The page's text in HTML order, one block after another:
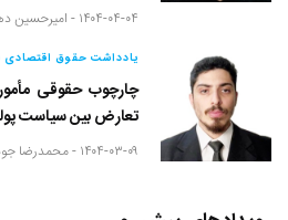
۱۴۰۴-۰۴-۰۴ - امیرحسین
یادداشت حقوق اقتصادی
چارچوب حقوقی
تعارض بین سیاست
۱۴۰۴-۰۳-۰۹ - محمدرضا